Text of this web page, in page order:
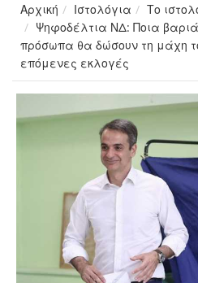
Αρχική Ιστολόγια
Το
Ψηφοδέλτια ΝΔ: Ποια
πρόσωπα θα δώσουν τη μάχη
επόμενες εκλογές